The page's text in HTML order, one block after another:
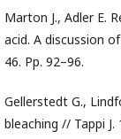
Marton J., Adler E.
acid. A discussion
46. Pp. 92–96.
Gellerstedt G.,
bleaching // Tappi J.